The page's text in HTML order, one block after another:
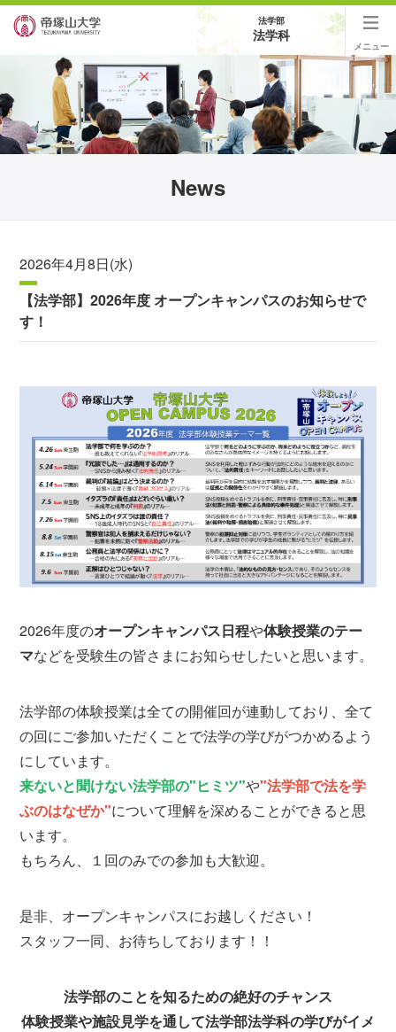
法学部
法学科
メニュー
News
2026年4月8日(水)
【法学部】2026年度 オープンキャンパスのお知らせで
す！
2026年度のオープンキャンパス日程や体験授業のテー
マなどを受験生の皆さまにお知らせしたいと思います。
法学部の体験授業は全ての開催回が連動しており、全て
の回にご参加いただくことで法学の学びがつかめるよう
にしています。
来ないと聞けない法学部の"ヒミツ"や"法学部で法を学
ぶのはなぜか"について理解を深めることができると思
います。
もちろん、１回のみでの参加も大歓迎。
是非、オープンキャンパスにお越しください！
スタッフ一同、お待ちしております！！
法学部のことを知るための絶好のチャンス
体験授業や施設見学を通して法学部法学科の学びがイメ